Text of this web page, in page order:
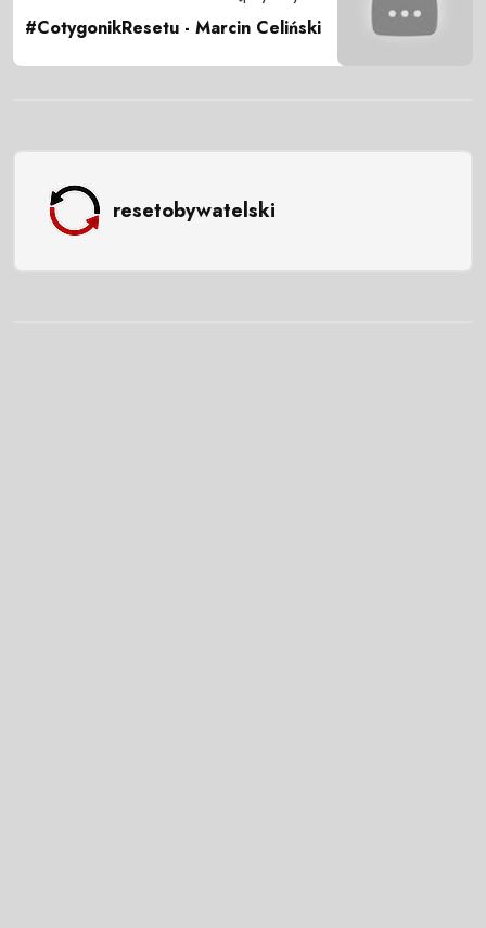
#CotygonikResetu - Marcin Celiński
resetobywatelski